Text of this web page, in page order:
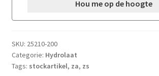
SKU: 25210-200
Categorie: Hydrolaat
Tags: stockartikel, za, zs